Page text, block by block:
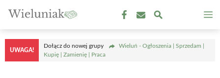
treści
UWAGA!
Dołącz do nowej grupy
Wieluń - Ogłoszenia | Sprzedam |
Kupię | Zamienię | Praca